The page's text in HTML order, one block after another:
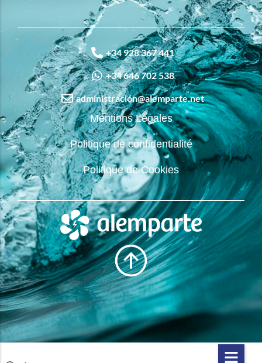
+34 928 367 441
+34 646 702 538
administración@alemparte.net
Mentions Légales
Politique de confidentialité
Politique de Cookies